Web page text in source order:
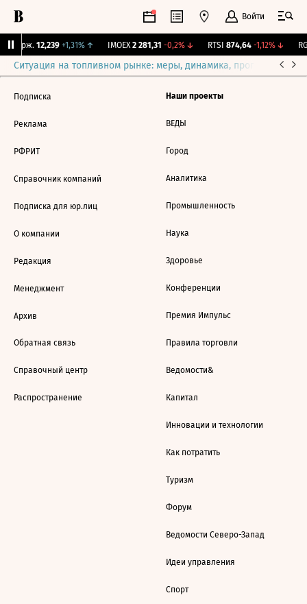
Войти
Бирж. 12,239 +1,31%↑ IMOEX 2 281,31 -0,2%↓ RTSI 874,64 -1,12%↓
Ситуация на топливном рынке: меры, динамика, прогнозы
Подписка
Реклама
РФРИТ
Справочник компаний
Подписка для юр.лиц
О компании
Редакция
Менеджмент
Архив
Обратная связь
Справочный центр
Распространение
Наши проекты
ВЕДЫ
Город
Аналитика
Промышленность
Наука
Здоровье
Конференции
Премия Импульс
Правила торговли
Ведомости&
Капитал
Инновации и технологии
Как потратить
Туризм
Форум
Ведомости Северо-Запад
Идеи управления
Спорт